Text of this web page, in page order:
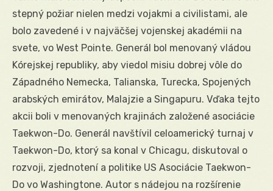
stepný požiar nielen medzi vojakmi a civilistami, ale
bolo zavedené i v najväčšej vojenskej akadémii na
svete, vo West Pointe. Generál bol menovaný vládou
Kórejskej republiky, aby viedol misiu dobrej vôle do
Západného Nemecka, Talianska, Turecka, Spojených
arabských emirátov, Malajzie a Singapuru. Vďaka tejto
akcii boli v menovaných krajinách založené asociácie
Taekwon-Do. Generál navštívil celoamerický turnaj v
Taekwon-Do, ktorý sa konal v Chicagu, diskutoval o
rozvoji, zjednotení a politike US Asociácie Taekwon-
Do vo Washingtone. Autor s nádejou na rozšírenie